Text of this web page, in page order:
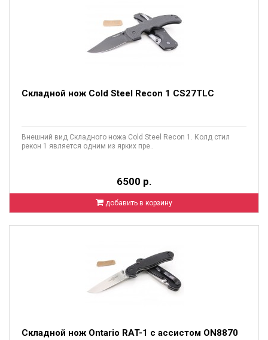
Складной нож Cold Steel Recon 1 CS27TLC
Внешний вид Складного ножа Cold Steel Recon 1. Колд стил
рекон 1 является одним из ярких пре..
6500 р.
добавить в корзину
Складной нож Ontario RAT-1 с ассистом ON8870